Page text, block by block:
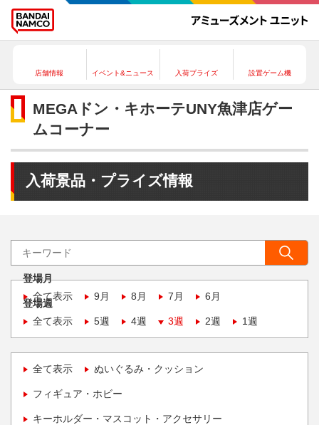
店舗情報 イベント&ニュース 入荷プライズ 設置ゲーム機
MEGAドン・キホーテUNY魚津店ゲー
ムコーナー
入荷景品・プライズ情報
登場月
全て表示
9月 8月 7月 6月
登場週
全て表示
5週 4週 3週 2週 1週
全て表示 ぬいぐるみ・クッション
フィギュア・ホビー
キーホルダー・マスコット・アクセサリー